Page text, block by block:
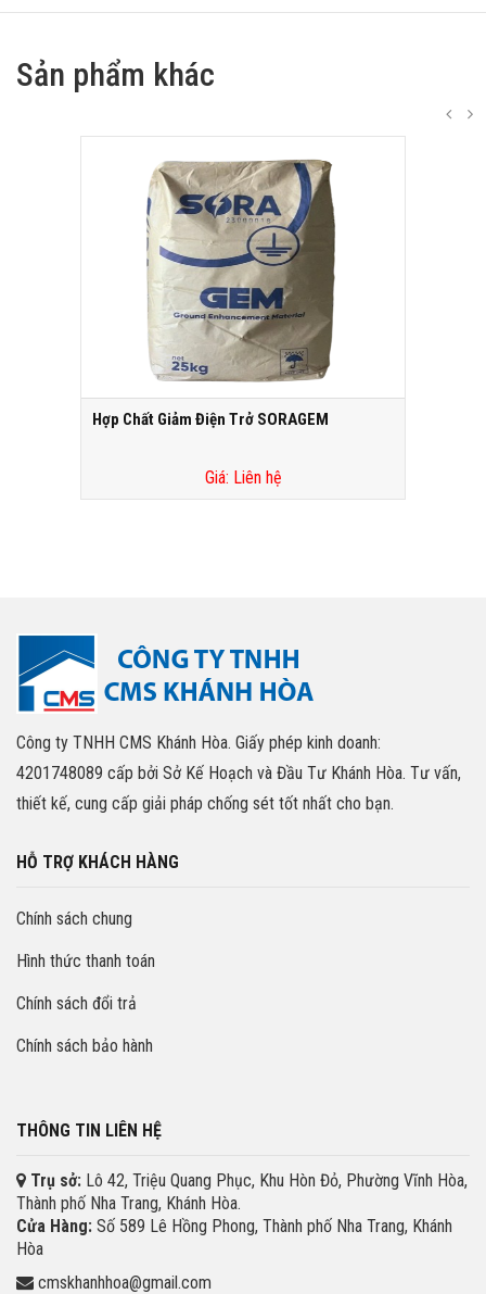
Sản phẩm khác
Hợp Chất Giảm Điện Trở SORAGEM
Giá: Liên hệ
Công ty TNHH CMS Khánh Hòa. Giấy phép kinh doanh:
4201748089 cấp bởi Sở Kế Hoạch và Đầu Tư Khánh Hòa. Tư vấn,
thiết kế, cung cấp giải pháp chống sét tốt nhất cho bạn.
HỖ TRỢ KHÁCH HÀNG
Chính sách chung
Hình thức thanh toán
Chính sách đổi trả
Chính sách bảo hành
THÔNG TIN LIÊN HỆ
Trụ sở: Lô 42, Triệu Quang Phục, Khu Hòn Đỏ, Phường Vĩnh Hòa,
Thành phố Nha Trang, Khánh Hòa.
Cửa Hàng: Số 589 Lê Hồng Phong, Thành phố Nha Trang, Khánh
Hòa
cmskhanhhoa@gmail.com